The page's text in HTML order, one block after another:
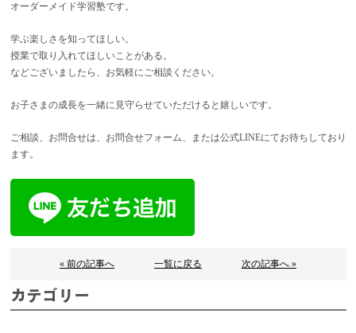
オーダーメイド学習塾です。
学ぶ楽しさを知ってほしい。
授業で取り入れてほしいことがある。
などございましたら、お気軽にご相談ください。
お子さまの成長を一緒に見守らせていただけると嬉しいです。
ご相談、お問合せは、お問合せフォーム、または公式LINEにてお待ちしており
ます。
« 前の記事へ 一覧に戻る 次の記事へ »
カテゴリー